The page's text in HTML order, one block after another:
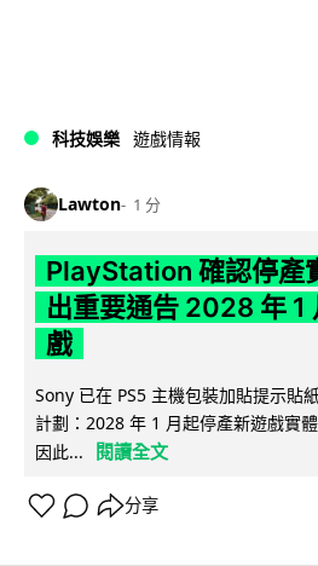
科技娛樂 遊戲情報
Lawton 1 分
PlayStation 確認停產
出重要通告 2028 年 1
戲
Sony 已在 PS5 主機包裝加貼提示貼
計劃：2028 年 1 月起停產新遊戲實
因此...
閱讀全文
分享